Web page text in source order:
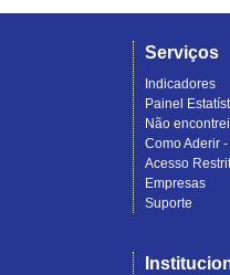
Serviços
Indicadores
Painel
Não
Como Aderir
Acesso
Empresas
Suporte